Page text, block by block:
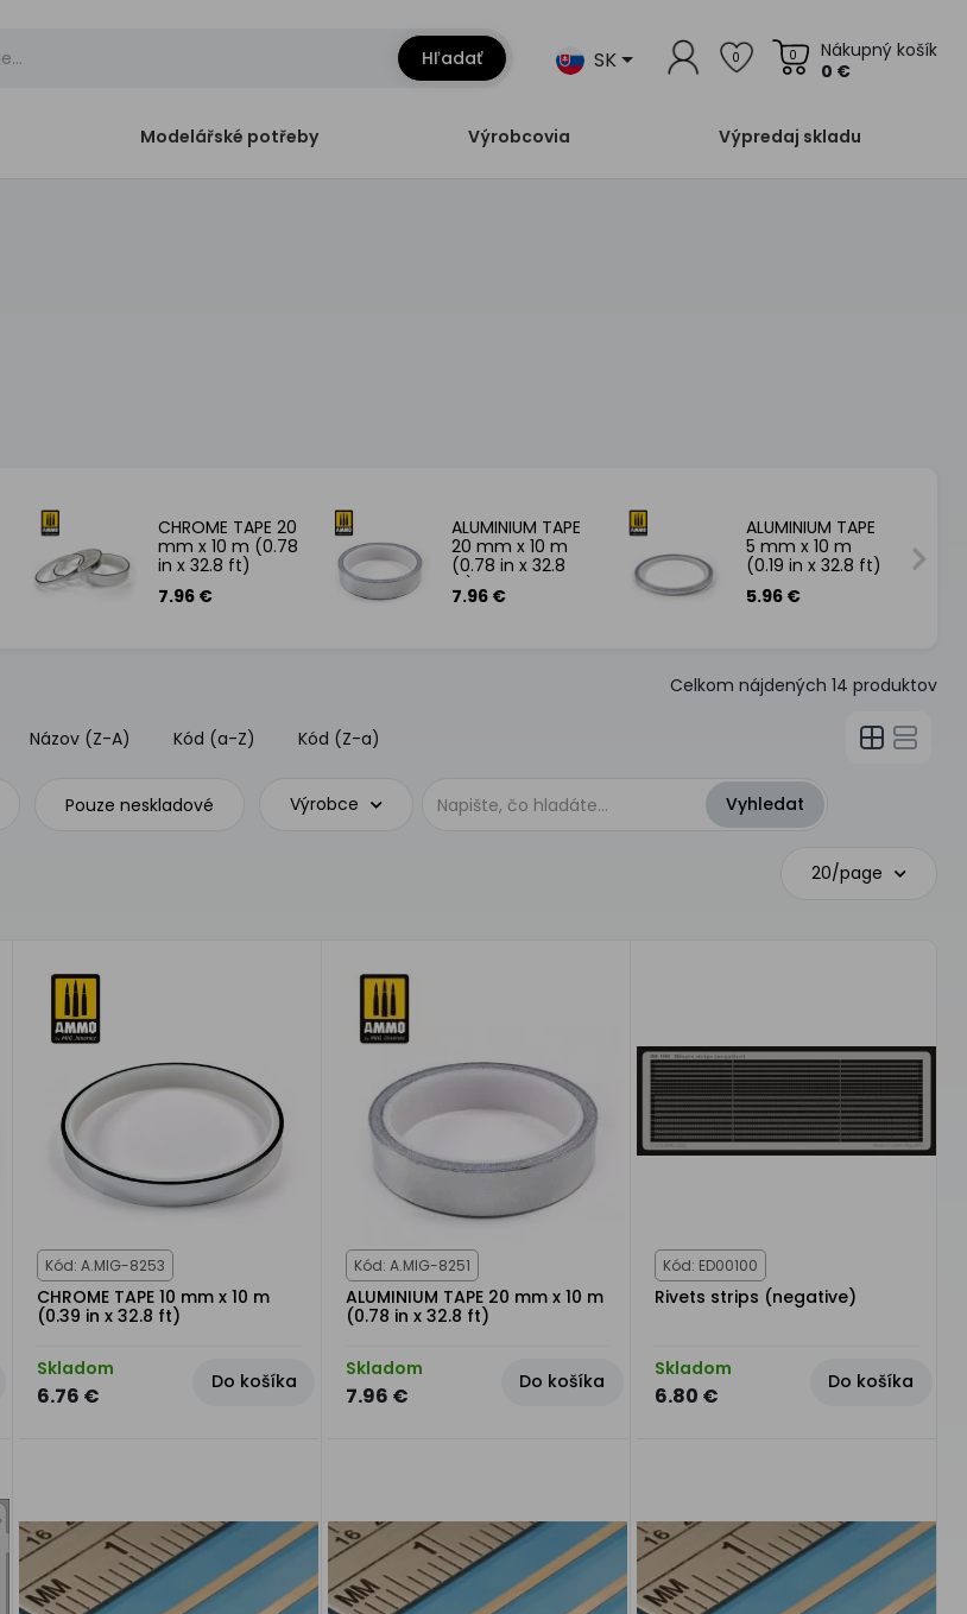
Hľadať SK 0
Nákupný košík
0 €
0
Modelářské potřeby Výrobcovia Výpredaj skladu
CHROME TAPE 20
mm x 10 m (0.78
in x 32.8 ft)
7.96 €
ALUMINIUM TAPE
20 mm x 10 m
(0.78 in x 32.8
ft)
7.96 €
ALUMINIUM TAPE
5 mm x 10 m
(0.19 in x 32.8 ft)
5.96 €
Celkom nájdených 14 produktov
Názov (Z-A) Kód (a-Z) Kód (Z-a)
Pouze neskladové Výrobce
20/page
Kód: A.MIG-8253
CHROME TAPE 10 mm x 10 m
(0.39 in x 32.8 ft)
Skladom
6.76 €
Do košíka
Kód: A.MIG-8251
ALUMINIUM TAPE 20 mm x 10 m
(0.78 in x 32.8 ft)
Skladom
7.96 €
Do košíka
Kód: ED00100
Rivets strips (negative)
Skladom
6.80 €
Do košíka